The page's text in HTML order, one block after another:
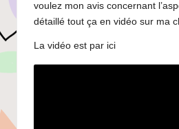
voulez mon avis concernant
détaillé tout ça en vidéo sur ma
La vidéo est par ici